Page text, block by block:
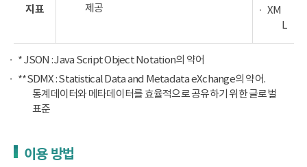
지표
제공
XM
L
* JSON : Java Script Object Notation의 약어
**SDMX : Statistical Data and Metadata eXchange의 약어.
통계데이터와 메타데이터를 효율적으로 공유하기 위한 글로벌
표준
이용 방법